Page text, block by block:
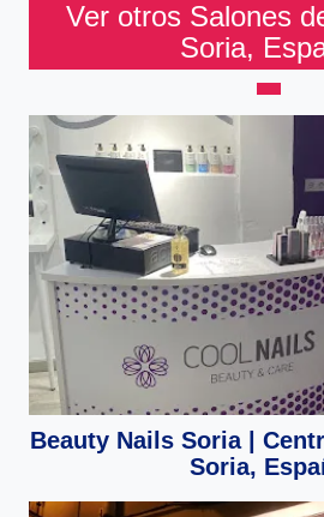
Ver otros Salones
Soria,
Beauty Nails Soria |
Soria,